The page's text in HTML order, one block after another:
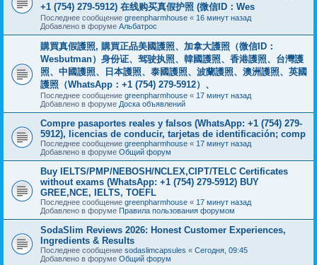
+1 (754) 279-5912) 在线购买真假护照 (微信ID：Wes
Последнее сообщение greenpharmhouse « 16 минут назад
Добавлено в форуме Альбатрос
購買真假護照, 購買正品美國護照、加拿大護照（微信ID：
Wesbutman）身份证、驾驶执照、韓國護照、香港護照、台灣護
照、中國護照、日本護照、泰國護照、波蘭護照、澳洲護照、英國
護照（WhatsApp：+1 (754) 279-5912）、
Последнее сообщение greenpharmhouse « 17 минут назад
Добавлено в форуме Доска объявлений
Compre pasaportes reales y falsos (WhatsApp: +1 (754) 279-
5912), licencias de conducir, tarjetas de identificación; comp
Последнее сообщение greenpharmhouse « 17 минут назад
Добавлено в форуме Общий форум
Buy IELTS/PMP/NEBOSH/NCLEX,CIPT/TELC Certificates
without exams (WhatsApp: +1 (754) 279-5912) BUY
GREE,NCE, IELTS, TOEFL
Последнее сообщение greenpharmhouse « 17 минут назад
Добавлено в форуме Правила пользования форумом
SodaSlim Reviews 2026: Honest Customer Experiences,
Ingredients & Results
Последнее сообщение sodaslimcapsules « Сегодня, 09:45
Добавлено в форуме Общий форум